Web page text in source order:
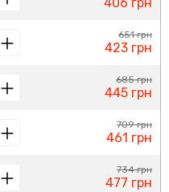
406 грн
651 грн
423 грн
685 грн
445 грн
709 грн
461 грн
734 грн
477 грн